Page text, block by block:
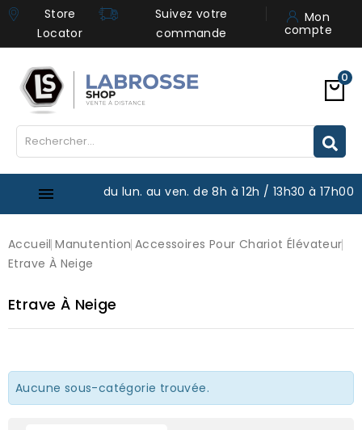
Store
Locator
Suivez votre
commande
Mon
compte
0
 du lun. au ven. de 8h à 12h / 13h30 à 17h00
Accueil Manutention Accessoires Pour Chariot Élévateur
Etrave À Neige
Etrave À Neige
Aucune sous-catégorie trouvée.